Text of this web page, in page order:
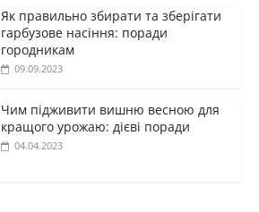
Як правильно збирати та зберігати
гарбузове насіння: поради
городникам
09.09.2023
Чим підживити вишню весною для
кращого урожаю: дієві поради
04.04.2023